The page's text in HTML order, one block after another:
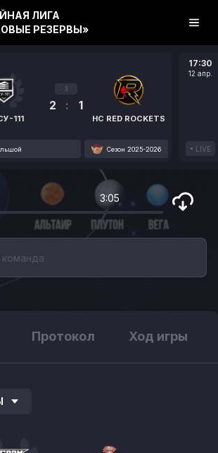
111
3
2 : 1
HC RED ROCKETS
Сезон 2025-2026
17:30
12 апр.
LIVE
ЛИГА
РЕЗЕРВЫ»
3:05
Протокол Ход игры